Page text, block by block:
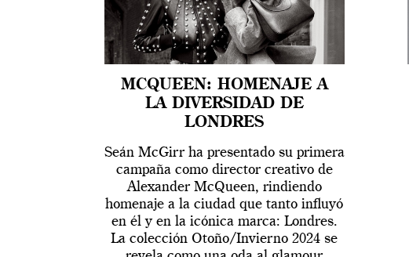
MCQUEEN: HOMENAJE A
LA DIVERSIDAD DE
LONDRES
Seán McGirr ha presentado su primera
campaña como director creativo de
Alexander McQueen, rindiendo
homenaje a la ciudad que tanto influyó
en él y en la icónica marca: Londres.
La colección Otoño/Invierno 2024 se